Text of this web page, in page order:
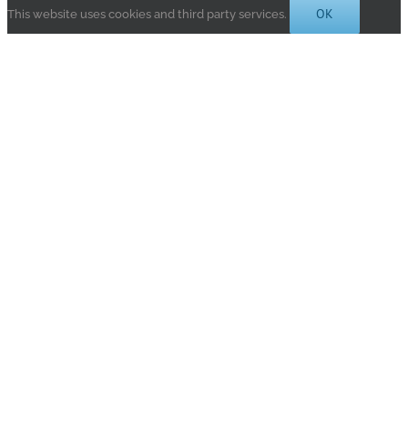
This website uses cookies and third party services. OK